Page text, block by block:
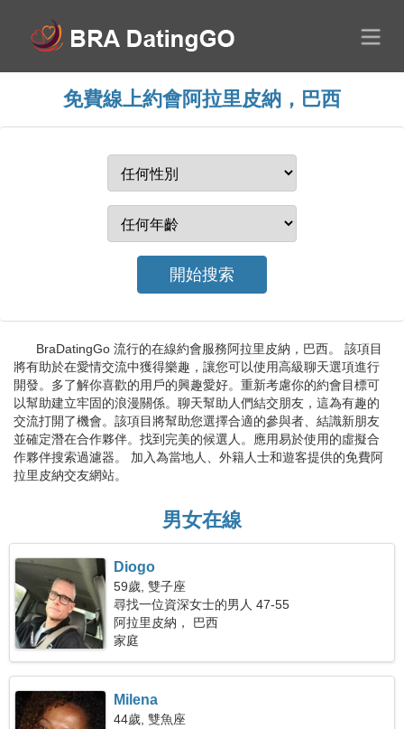
免費線上約會阿拉里皮納，巴西
BraDatingGo 流行的在線約會服務阿拉里皮納，巴西。 該項目
將有助於在愛情交流中獲得樂趣，讓您可以使用高級聊天選項進行
開發。多了解你喜歡的用戶的興趣愛好。重新考慮你的約會目標可
以幫助建立牢固的浪漫關係。聊天幫助人們結交朋友，這為有趣的
交流打開了機會。該項目將幫助您選擇合適的參與者、結識新朋友
並確定潛在合作夥伴。找到完美的候選人。應用易於使用的虛擬合
作夥伴搜索過濾器。 加入為當地人、外籍人士和遊客提供的免費阿
拉里皮納交友網站。
男女在線
Diogo
59歲, 雙子座
尋找一位資深女士的男人 47-55
阿拉里皮納， 巴西
家庭
Milena
44歲, 雙魚座